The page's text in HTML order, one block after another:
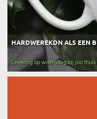
HARDWEREKDN ALS EEN
Levering op woensdag bij jou thuis